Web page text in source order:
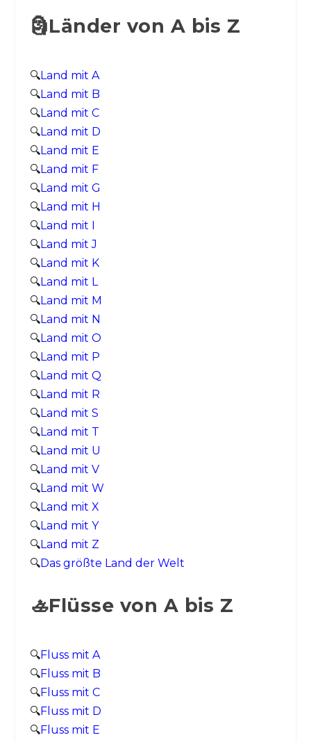
🗿Länder von A bis Z
🔍Land mit A
🔍Land mit B
🔍Land mit C
🔍Land mit D
🔍Land mit E
🔍Land mit F
🔍Land mit G
🔍Land mit H
🔍Land mit I
🔍Land mit J
🔍Land mit K
🔍Land mit L
🔍Land mit M
🔍Land mit N
🔍Land mit O
🔍Land mit P
🔍Land mit Q
🔍Land mit R
🔍Land mit S
🔍Land mit T
🔍Land mit U
🔍Land mit V
🔍Land mit W
🔍Land mit X
🔍Land mit Y
🔍Land mit Z
🔍Das größte Land der Welt
🚣Flüsse von A bis Z
🔍Fluss mit A
🔍Fluss mit B
🔍Fluss mit C
🔍Fluss mit D
🔍Fluss mit E